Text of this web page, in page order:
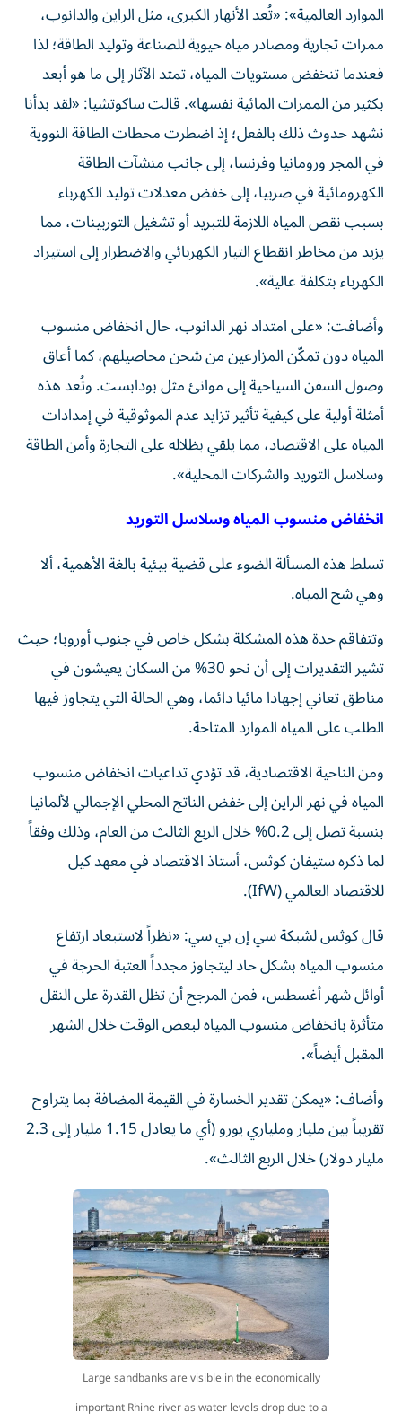
الموارد العالمية»: «تُعد الأنهار الكبرى، مثل الراين والدانوب،
ممرات تجارية ومصادر مياه حيوية للصناعة وتوليد الطاقة؛ لذا
فعندما تنخفض مستويات المياه، تمتد الآثار إلى ما هو أبعد
بكثير من الممرات المائية نفسها». قالت ساكوتشيا: «لقد بدأنا
نشهد حدوث ذلك بالفعل؛ إذ اضطرت محطات الطاقة النووية
في المجر ورومانيا وفرنسا، إلى جانب منشآت الطاقة
الكهرومائية في صربيا، إلى خفض معدلات توليد الكهرباء
بسبب نقص المياه اللازمة للتبريد أو تشغيل التوربينات، مما
يزيد من مخاطر انقطاع التيار الكهربائي والاضطرار إلى استيراد
الكهرباء بتكلفة عالية».
وأضافت: «على امتداد نهر الدانوب، حال انخفاض منسوب
المياه دون تمكّن المزارعين من شحن محاصيلهم، كما أعاق
وصول السفن السياحية إلى موانئ مثل بودابست. وتُعد هذه
أمثلة أولية على كيفية تأثير تزايد عدم الموثوقية في إمدادات
المياه على الاقتصاد، مما يلقي بظلاله على التجارة وأمن الطاقة
وسلاسل التوريد والشركات المحلية».
انخفاض منسوب المياه وسلاسل التوريد
تسلط هذه المسألة الضوء على قضية بيئية بالغة الأهمية، ألا
وهي شح المياه.
وتتفاقم حدة هذه المشكلة بشكل خاص في جنوب أوروبا؛ حيث
تشير التقديرات إلى أن نحو 30% من السكان يعيشون في
مناطق تعاني إجهادا مائيا دائما، وهي الحالة التي يتجاوز فيها
الطلب على المياه الموارد المتاحة.
ومن الناحية الاقتصادية، قد تؤدي تداعيات انخفاض منسوب
المياه في نهر الراين إلى خفض الناتج المحلي الإجمالي لألمانيا
بنسبة تصل إلى 0.2% خلال الربع الثالث من العام، وذلك وفقاً
لما ذكره ستيفان كوثس، أستاذ الاقتصاد في معهد كيل
للاقتصاد العالمي (IfW).
قال كوثس لشبكة سي إن بي سي: «نظراً لاستبعاد ارتفاع
منسوب المياه بشكل حاد ليتجاوز مجدداً العتبة الحرجة في
أوائل شهر أغسطس، فمن المرجح أن تظل القدرة على النقل
متأثرة بانخفاض منسوب المياه لبعض الوقت خلال الشهر
المقبل أيضاً».
وأضاف: «يمكن تقدير الخسارة في القيمة المضافة بما يتراوح
تقريباً بين مليار وملياري يورو (أي ما يعادل 1.15 مليار إلى 2.3
مليار دولار) خلال الربع الثالث».
Large sandbanks are visible in the economically
important Rhine river as water levels drop due to a